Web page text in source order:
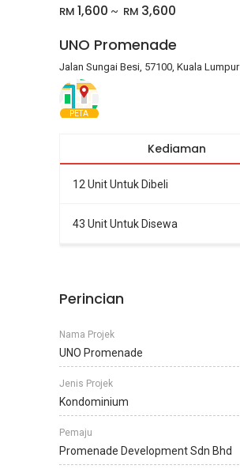
RM 1,600 ~ RM 3,600
UNO Promenade
Jalan Sungai Besi, 57100, Kuala Lumpur
PETA
Kediaman
12 Unit Untuk Dibeli
43 Unit Untuk Disewa
Perincian
Nama Projek
UNO Promenade
Jenis Projek
Kondominium
Pemaju
Promenade Development Sdn Bhd